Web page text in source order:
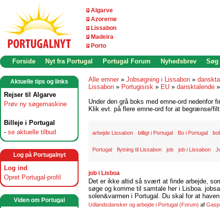
Algarve
Azorerne
Lissabon
Madeira
Porto
Forside Nyt fra Portugal Portugal Forum Nyhedsbrev Søg
Aktuelle tips og links
Rejser til Algarve
Prøv ny søgemaskine
Billeje i Portugal
- se aktuelle tilbud
Log på Portugalnyt
Log ind
Opret Portugal-profil
Viden om Portugal
Alle emner » Jobsøgning i Lissabon »
Lissabon » Portugisisk » EU » dansktalende
Under den grå boks med emne-ord nedenfor
Klik evt. på flere emne-ord for at begrænse/
arbejde Lissabon billigt i Portugal Bo i Portugal
Portugal flytning til Lissabon job job i Lissabon
job i Lisboa
Det er ikke altid så svært at finde arbejde,
søge og komme til samtale her i Lisboa.
solen&varmen i Portugal. Du skal for at
Udlandsdansker og arbejde i Portugal (Forum) af